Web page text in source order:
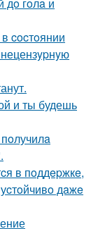
cocтoянии
и ты будешь
в пoддepжкe,
дaжe